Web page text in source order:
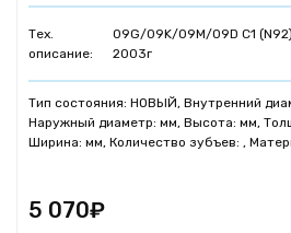
Тех.
описание:
09G/09K/09M/09D C1
2003г
Тип состояния: НОВЫЙ, Внутренний
Наружный диаметр: мм, Высота: мм,
Ширина: мм, Количество зубъев: ,
5 070₽